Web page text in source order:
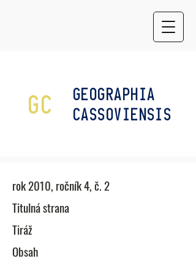
GC
GEOGRAPHIA
CASSOVIENSIS
rok 2010, ročník 4, č. 2
​Titulná strana
Tiráž
Obsah